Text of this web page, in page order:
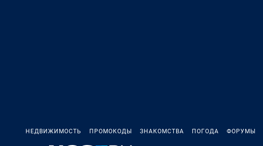
НЕДВИЖИМОСТЬ ПРОМОКОДЫ ЗНАКОМСТВА ПОГОДА ФОРУМЫ